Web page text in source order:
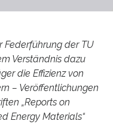
Federführung der TU
Verständnis dazu
die Effizienz von
– Veröffentlichungen
„Reports on
Energy Materials“